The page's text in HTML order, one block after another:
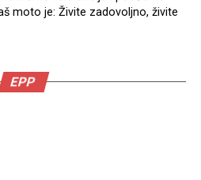
moto je: Živite zadovoljno, živite
EPP